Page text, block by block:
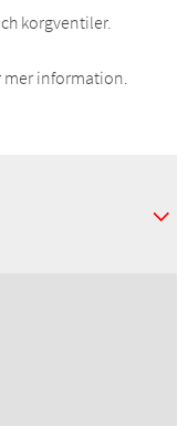
korgventiler.
mer information.